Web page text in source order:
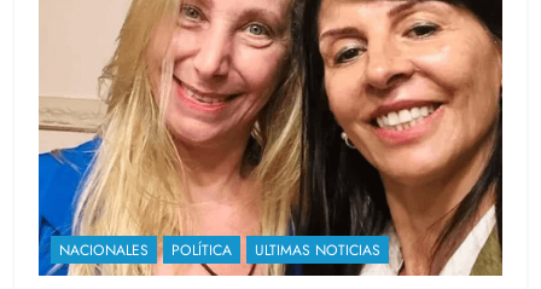
NACIONALES POLÍTICA ULTIMAS NOTICIAS